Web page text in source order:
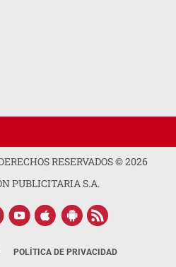
RESERVADOS ©2026
PUBLICITARIA S.A.
POLÍTICA DE PRIVACIDAD